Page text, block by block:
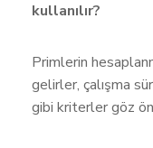
kullanılır?
Primlerin
gelirler, çalışma
gibi kriterler göz